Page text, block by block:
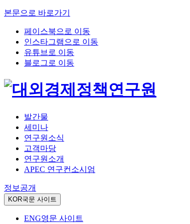
본문으로 바로가기
페이스북으로 이동
인스타그램으로 이동
유튜브로 이동
블로그로 이동
발간물
세미나
연구원소식
고객마당
연구원소개
APEC 연구컨소시엄
정보공개
KOR국문 사이트
ENG영문 사이트